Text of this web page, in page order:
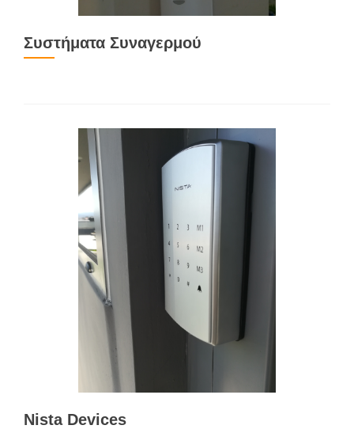
Συστήματα Συναγερμού
Nista Devices